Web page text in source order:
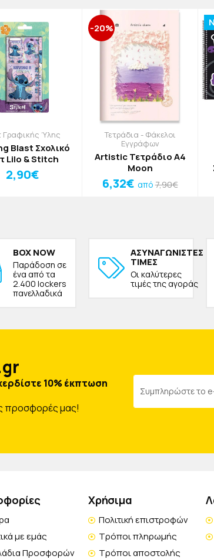
Γραφικής Ύλης
Blast Σχολικό
Lilo & Stitch
2,90€
-20%
Τετράδια - Φάκελοι
Εγγράφων
Artistic Τετράδιο Α4
Moon
6,32€ από7,90€
BOX NOW
Παράδοση σε
ένα από τα
2.400 lockers
πανελλαδικά
ΑΣΥΝΑΓΩΝΙΣΤΕΣ
ΤΙΜΕΣ
Οι καλύτερες
τιμές της αγοράς
10% έκπτωση
προσφορές μας!
με εμάς
Προσφορών
Χρήσιμα
Πολιτική επιστροφών
Τρόποι πληρωμής
Τρόποι αποστολής